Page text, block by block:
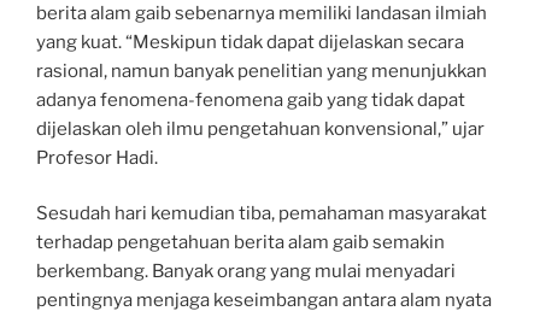
berita alam gaib sebenarnya memiliki landasan ilmiah
yang kuat. “Meskipun tidak dapat dijelaskan secara
rasional, namun banyak penelitian yang menunjukkan
adanya fenomena-fenomena gaib yang tidak dapat
dijelaskan oleh ilmu pengetahuan konvensional,” ujar
Profesor Hadi.
Sesudah hari kemudian tiba, pemahaman masyarakat
terhadap pengetahuan berita alam gaib semakin
berkembang. Banyak orang yang mulai menyadari
pentingnya menjaga keseimbangan antara alam nyata